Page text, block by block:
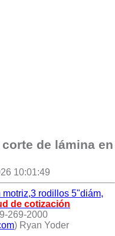
de lámina en
10:01:49
rodillos 5"diám,
de cotización
269-2000
) Ryan Yoder